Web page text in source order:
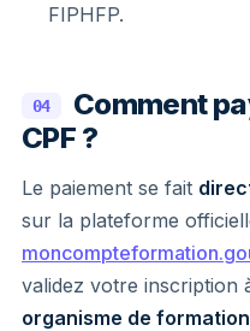
FIPHFP.
04
Comment
CPF ?
Le paiement se fait
sur la plateforme
validez votre inscription
organisme de